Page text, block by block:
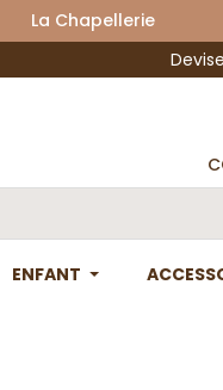
Chapellerie
ENFANT